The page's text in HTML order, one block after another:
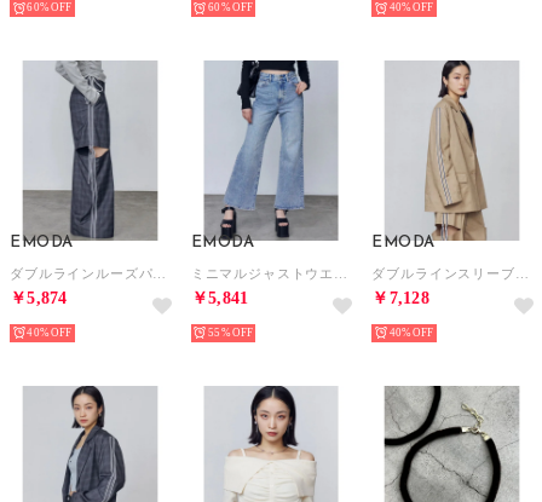
60% 60% 40%
EMODA
ダブルラインルーズパンツ （グレー）
￥5,874
40%
EMODA
ミニマルジャストウエストフレアデニム （アイスブルー）
￥5,841
55%
EMODA
ダブルラインスリーブオーバージャケット （ベージュ）
￥7,128
40%